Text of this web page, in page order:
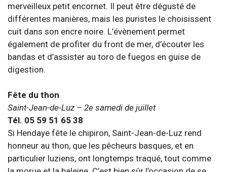
merveilleux petit encornet. Il peut être dégusté de
différentes manières, mais les puristes le choisissent
cuit dans son encre noire. L’évènement permet
également de profiter du front de mer, d’écouter les
bandas et d’assister au toro de fuegos en guise de
digestion.
Fête du thon
Saint-Jean-de-Luz – 2e samedi de juillet
Tél. 05 59 51 65 38
Si Hendaye fête le chipiron, Saint-Jean-de-Luz rend
honneur au thon, que les pêcheurs basques, et en
particulier luziens, ont longtemps traqué, tout comme